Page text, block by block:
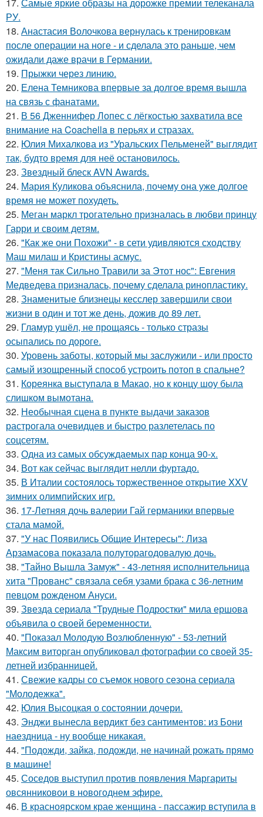
РУ.
18. Анастасия Волочкова вернулась к тренировкам
после операции на ноге - и сделала это раньше, чем
ожидали даже врачи в Германии.
19. Прыжки через линию.
20. Елена Темникова впервые за долгое время вышла
на связь с фанатами.
21. В 56 Дженнифер Лопес с лёгкостью захватила все
внимание на Coachella в перьях и стразах.
22. Юлия Михалкова из "Уральских Пельменей" выглядит
так, будто время для неё остановилось.
23. Звездный блеск AVN Awards.
24. Мария Куликова объяснила, почему она уже долгое
время не может похудеть.
25. Меган маркл трогательно призналась в любви принцу
Гарри и своим детям.
26. "Как же они Похожи" - в сети удивляются сходству
Маш милаш и Кристины асмус.
27. "Меня так Сильно Травили за Этот нос": Евгения
Медведева призналась, почему сделала ринопластику.
28. Знаменитые близнецы кесслер завершили свои
жизни в один и тот же день, дожив до 89 лет.
29. Гламур ушёл, не прощаясь - только стразы
осыпались по дороге.
30. Уровень заботы, который мы заслужили - или просто
самый изощренный способ устроить потоп в спальне?
31. Кореянка выступала в Макао, но к концу шоу была
слишком вымотана.
32. Необычная сцена в пункте выдачи заказов
растрогала очевидцев и быстро разлетелась по
соцсетям.
33. Одна из самых обсуждаемых пар конца 90-х.
34. Вот как сейчас выглядит нелли фуртадо.
35. В Италии состоялось торжественное открытие XXV
зимних олимпийских игр.
36. 17-Летняя дочь валерии Гай германики впервые
стала мамой.
37. "У нас Появились Общие Интересы": Лиза
Арзамасова показала полуторагодовалую дочь.
38. "Тайно Вышла Замуж" - 43-летняя исполнительница
хита "Прованс" связала себя узами брака с 36-летним
певцом рожденом Ануси.
39. Звезда сериала "Трудные Подростки" мила ершова
объявила о своей беременности.
40. "Показал Молодую Возлюбленную" - 53-летний
Максим виторган опубликовал фотографии со своей 35-
летней избранницей.
41. Свежие кадры со съемок нового сезона сериала
"Молодежка".
42. Юлия Высоцкая о состоянии дочери.
43. Энджи вынесла вердикт без сантиментов: из Бони
наездница - ну вообще никакая.
44. "Подожди, зайка, подожди, не начинай рожать прямо
в машине!
45. Соседов выступил против появления Маргариты
овсянниковои в новогоднем эфире.
46. В красноярском крае женщина - пассажир вступила в